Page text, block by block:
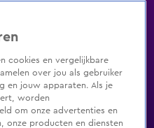
Zenders Genres
cookies en vergelijkbare
over jou als gebruiker
en jouw apparaten. Als je
worden
om onze advertenties en
onze producten en diensten